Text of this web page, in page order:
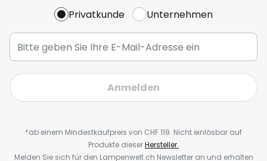
Privatkunde Unternehmen
Anmelden
*ab einem Mindestkaufpreis von CHF 119. Nicht einlösbar auf
Produkte dieserHersteller.
Melden Sie sich für den Lampenwelt.ch Newsletter an und erhalten